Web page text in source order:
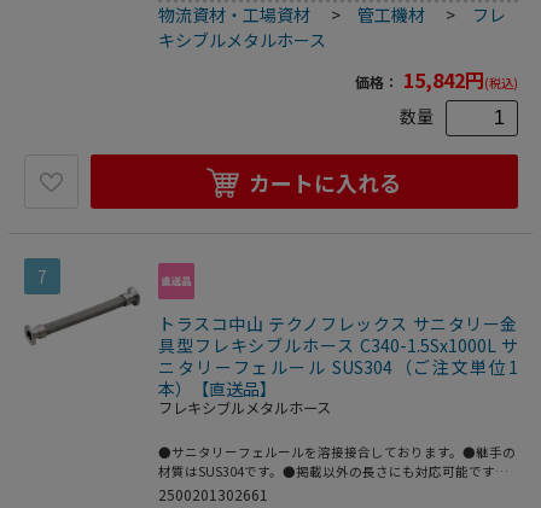
1.25S●全長(mm)：500●フェルールサイズ：1.25S●最高使
用圧力(MPa)：1.0●使用温度範囲(℃)：80●接続方式：サニ
タリーフェルール●適合流体：水、油、空気、ガス、等(腐
食性流体を除く)●最高使用圧力：1MPa●使用温度範囲：0
～80℃●接続：サニタリーフェルール●フレキ部：ステン
レス(SUS304)●継手部：ステンレス(SUS304)
物流資材・工場資材 >管工機材 > フレ
キシブルメタルホース
価格： 15,842円(税込)
数量
カートに入れる
7
トラスコ中山 テクノフレックス サニタリー金
具型フレキシブルホース C340-1.5Sx1000L サ
ニタリーフェルール SUS304（ご注文単位1
本）【直送品】
フレキシブルメタルホース
●サニタリーフェルールを溶接接合しております。●継手の
材質はSUS304です。●掲載以外の長さにも対応可能です。
●配管の心合わせに。●繰返し発生する機械的変位の吸収
2500201302661